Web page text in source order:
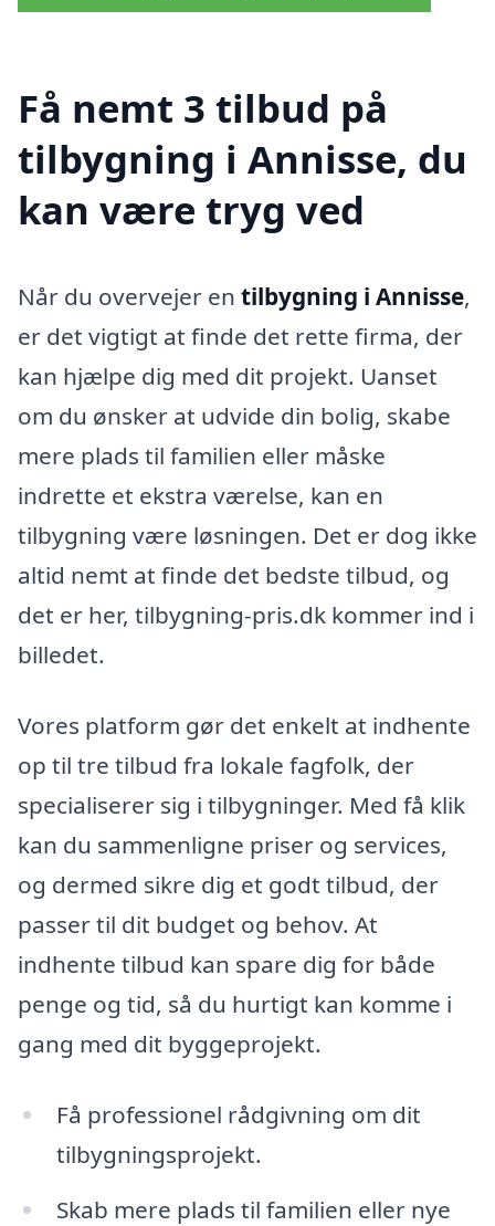
Få nemt 3 tilbud på
tilbygning i Annisse, du
kan være tryg ved
Når du overvejer en tilbygning i Annisse,
er det vigtigt at finde det rette firma, der
kan hjælpe dig med dit projekt. Uanset
om du ønsker at udvide din bolig, skabe
mere plads til familien eller måske
indrette et ekstra værelse, kan en
tilbygning være løsningen. Det er dog ikke
altid nemt at finde det bedste tilbud, og
det er her, tilbygning-pris.dk kommer ind i
billedet.
Vores platform gør det enkelt at indhente
op til tre tilbud fra lokale fagfolk, der
specialiserer sig i tilbygninger. Med få klik
kan du sammenligne priser og services,
og dermed sikre dig et godt tilbud, der
passer til dit budget og behov. At
indhente tilbud kan spare dig for både
penge og tid, så du hurtigt kan komme i
gang med dit byggeprojekt.
Få professionel rådgivning om dit
tilbygningsprojekt.
Skab mere plads til familien eller nye